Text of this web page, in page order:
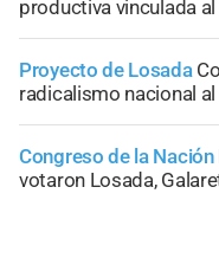
productiva vinculada
Proyecto de Losada
radicalismo nacional
Congreso de la Nación
votaron Losada,